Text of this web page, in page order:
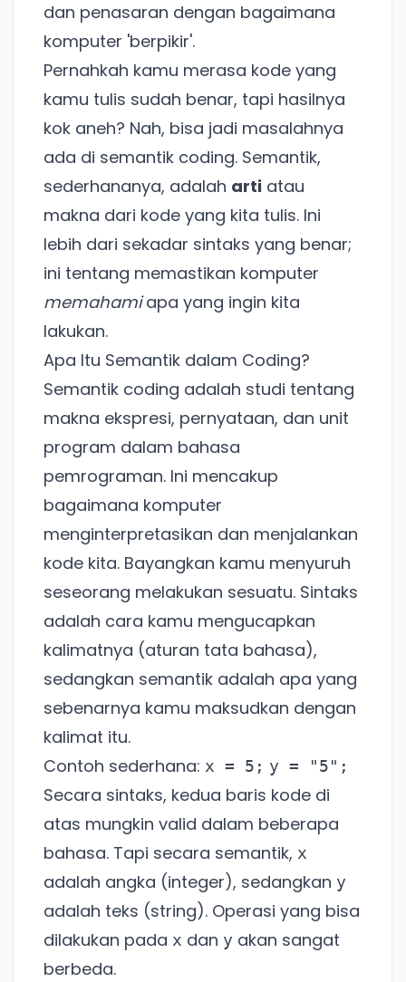
dan penasaran dengan bagaimana
komputer 'berpikir'.
Pernahkah kamu merasa kode yang
kamu tulis sudah benar, tapi hasilnya
kok aneh? Nah, bisa jadi masalahnya
ada di semantik coding. Semantik,
sederhananya, adalah arti atau
makna dari kode yang kita tulis. Ini
lebih dari sekadar sintaks yang benar;
ini tentang memastikan komputer
memahamiapa yang ingin kita
lakukan.
Apa Itu Semantik dalam Coding?
Semantik coding adalah studi tentang
makna ekspresi, pernyataan, dan unit
program dalam bahasa
pemrograman. Ini mencakup
bagaimana komputer
menginterpretasikan dan menjalankan
kode kita. Bayangkan kamu menyuruh
seseorang melakukan sesuatu. Sintaks
adalah cara kamu mengucapkan
kalimatnya (aturan tata bahasa),
sedangkan semantik adalah apa yang
sebenarnya kamu maksudkan dengan
kalimat itu.
Contoh sederhana: x = 5; y = "5";
Secara sintaks, kedua baris kode di
atas mungkin valid dalam beberapa
bahasa. Tapi secara semantik, x
adalah angka (integer), sedangkan y
adalah teks (string). Operasi yang bisa
dilakukan pada x dan y akan sangat
berbeda.